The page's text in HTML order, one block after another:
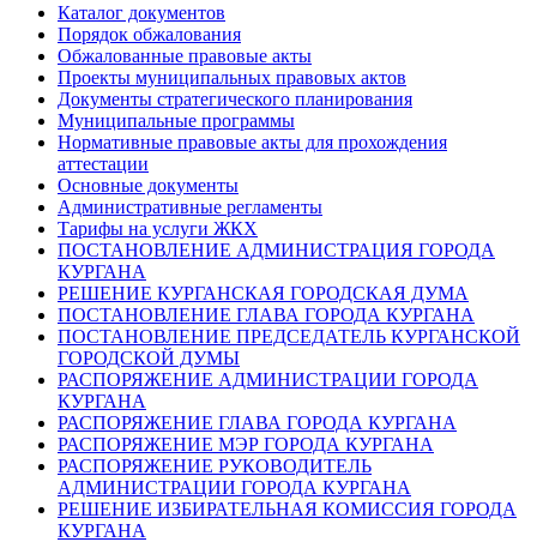
Каталог документов
Порядок обжалования
Обжалованные правовые акты
Проекты муниципальных правовых актов
Документы стратегического планирования
Муниципальные программы
Нормативные правовые акты для прохождения
аттестации
Основные документы
Административные регламенты
Тарифы на услуги ЖКХ
ПОСТАНОВЛЕНИЕ АДМИНИСТРАЦИЯ ГОРОДА
КУРГАНА
РЕШЕНИЕ КУРГАНСКАЯ ГОРОДСКАЯ ДУМА
ПОСТАНОВЛЕНИЕ ГЛАВА ГОРОДА КУРГАНА
ПОСТАНОВЛЕНИЕ ПРЕДСЕДАТЕЛЬ КУРГАНСКОЙ
ГОРОДСКОЙ ДУМЫ
РАСПОРЯЖЕНИЕ АДМИНИСТРАЦИИ ГОРОДА
КУРГАНА
РАСПОРЯЖЕНИЕ ГЛАВА ГОРОДА КУРГАНА
РАСПОРЯЖЕНИЕ МЭР ГОРОДА КУРГАНА
РАСПОРЯЖЕНИЕ РУКОВОДИТЕЛЬ
АДМИНИСТРАЦИИ ГОРОДА КУРГАНА
РЕШЕНИЕ ИЗБИРАТЕЛЬНАЯ КОМИССИЯ ГОРОДА
КУРГАНА